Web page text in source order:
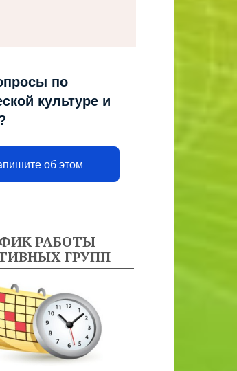
по
культуре и
об этом
РАБОТЫ
ГРУПП